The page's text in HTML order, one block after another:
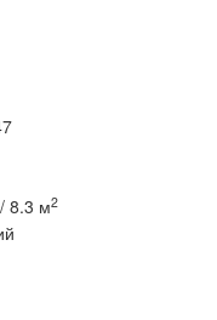
8.3 м2